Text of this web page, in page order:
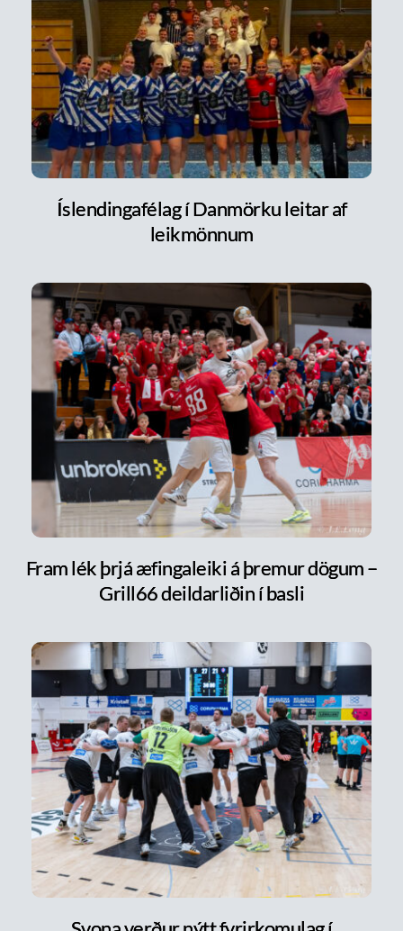
Íslendingafélag í Danmörku leitar af
leikmönnum
Fram lék þrjá æfingaleiki á þremur dögum –
Grill66 deildarliðin í basli